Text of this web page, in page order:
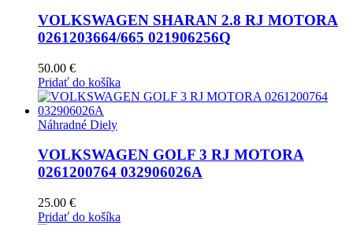
VOLKSWAGEN SHARAN 2.8 RJ MOTORA
0261203664/665 021906256Q
50.00 €
Pridať do košíka
Náhradné Diely
VOLKSWAGEN GOLF 3 RJ MOTORA
0261200764 032906026A
25.00 €
Pridať do košíka